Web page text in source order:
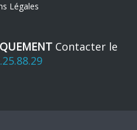
Légales
Contacter le